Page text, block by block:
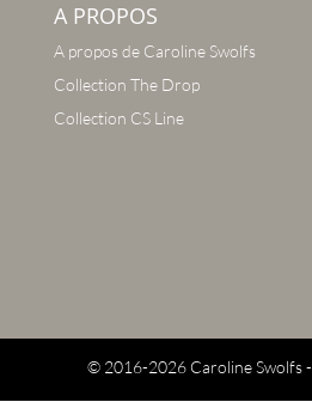
A PROPOS
A propos de Caroline Swolfs
Collection The Drop
Collection CS Line
© 2016-2026 Caroline Swolfs